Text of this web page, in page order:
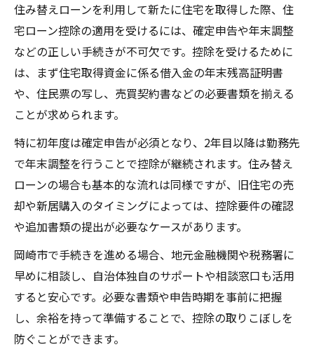
住み替えローンを利用して新たに住宅を取得した際、住
宅ローン控除の適用を受けるには、確定申告や年末調整
などの正しい手続きが不可欠です。控除を受けるために
は、まず住宅取得資金に係る借入金の年末残高証明書
や、住民票の写し、売買契約書などの必要書類を揃える
ことが求められます。
特に初年度は確定申告が必須となり、2年目以降は勤務先
で年末調整を行うことで控除が継続されます。住み替え
ローンの場合も基本的な流れは同様ですが、旧住宅の売
却や新居購入のタイミングによっては、控除要件の確認
や追加書類の提出が必要なケースがあります。
岡崎市で手続きを進める場合、地元金融機関や税務署に
早めに相談し、自治体独自のサポートや相談窓口も活用
すると安心です。必要な書類や申告時期を事前に把握
し、余裕を持って準備することで、控除の取りこぼしを
防ぐことができます。